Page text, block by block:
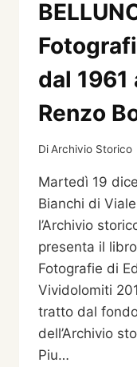
23
20
dal 1961
Renzo
DiArchivio Storico
Martedì 19
Bianchi di
l’Archivio
presenta il
Fotografie di
Vividolomiti
tratto dal
dell’Archivio
Piu…